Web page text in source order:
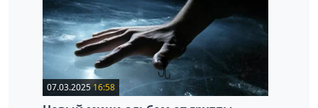
07.03.2025 16:58